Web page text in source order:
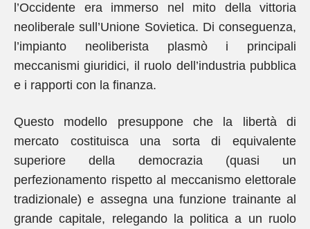
l’Occidente era immerso nel mito della vittoria
neoliberale sull’Unione Sovietica. Di conseguenza,
l’impianto neoliberista plasmò i principali
meccanismi giuridici, il ruolo dell’industria pubblica
e i rapporti con la finanza.
Questo modello presuppone che la libertà di
mercato costituisca una sorta di equivalente
superiore della democrazia (quasi un
perfezionamento rispetto al meccanismo elettorale
tradizionale) e assegna una funzione trainante al
grande capitale, relegando la politica a un ruolo